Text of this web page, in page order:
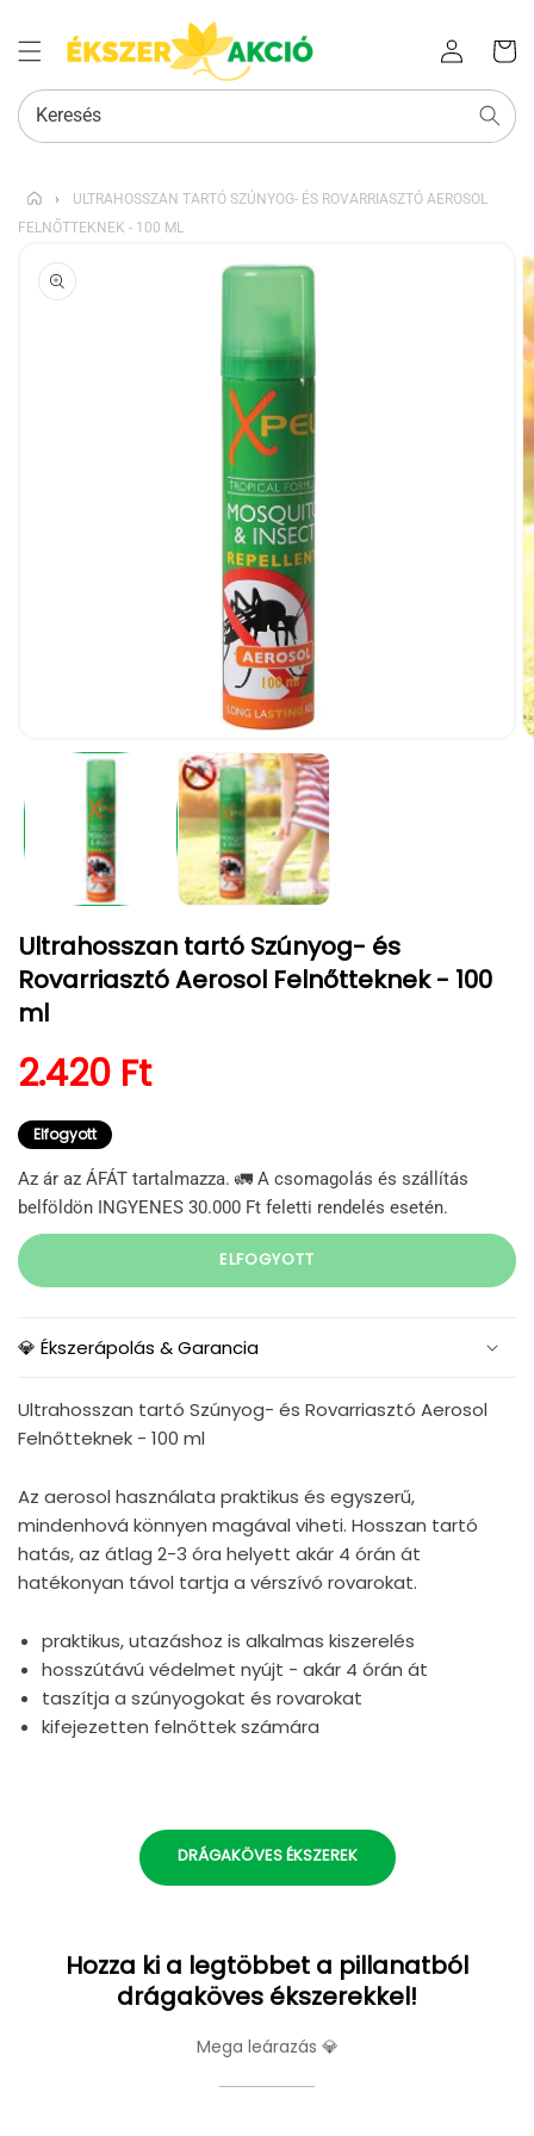
Bejelentkezés
kosara
Keresés
›
ULTRAHOSSZAN TARTÓ SZÚNYOG- ÉS ROVARRIASZTÓ AEROSOL
FELNŐTTEKNEK - 100 ML
UGRÁS A
TERMÉKADATOKRA
megnyitása
a
párbeszédpanelen
Ultrahosszan tartó Szúnyog- és
Rovarriasztó Aerosol Felnőtteknek - 100
ml
Normál ár
2.420 Ft
Elfogyott
Az ár az ÁFÁT tartalmazza. 🚛 A csomagolás és szállítás
belföldön INGYENES 30.000 Ft feletti rendelés esetén.
ELFOGYOTT
💎 Ékszerápolás & Garancia
Ultrahosszan tartó Szúnyog- és Rovarriasztó Aerosol
Felnőtteknek - 100 ml
Az aerosol használata praktikus és egyszerű,
mindenhová könnyen magával viheti. Hosszan tartó
hatás, az átlag 2-3 óra helyett akár 4 órán át
hatékonyan távol tartja a vérszívó rovarokat.
praktikus, utazáshoz is alkalmas kiszerelés
hosszútávú védelmet nyújt - akár 4 órán át
taszítja a szúnyogokat és rovarokat
kifejezetten felnőttek számára
DRÁGAKÖVES ÉKSZEREK
Hozza ki a legtöbbet a pillanatból
drágaköves ékszerekkel!
Mega leárazás 💎